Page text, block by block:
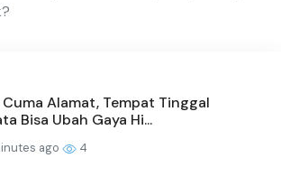
Cuma Alamat, Tempat Tinggal
Bisa Ubah Gaya Hi...
ago 4